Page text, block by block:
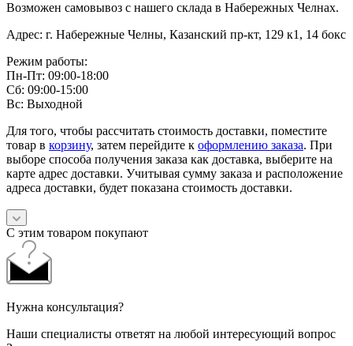
Возможен самовывоз с нашего склада в Набережных Челнах.
Адрес: г. Набережные Челны, Казанский пр-кт, 129 к1, 14 бокс
Режим работы:
Пн-Пт: 09:00-18:00
Сб: 09:00-15:00
Вс: Выходной
Для того, чтобы рассчитать стоимость доставки, поместите
товар в корзину, затем перейдите к оформлению заказа. При
выборе способа получения заказа как доставка, выберите на
карте адрес доставки. Учитывая сумму заказа и расположение
адреса доставки, будет показана стоимость доставки.
С этим товаром покупают
Нужна консультация?
Наши специалисты ответят на любой интересующий вопрос